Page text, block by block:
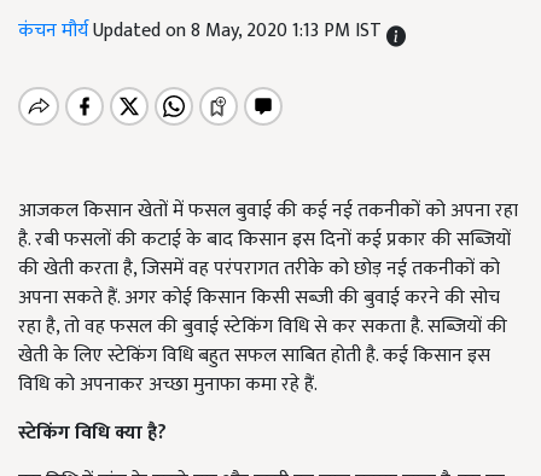
कंचन मौर्यUpdated on 8 May, 2020 1:13 PM IST
आजकल किसान खेतों में फसल बुवाई की कई नई तकनीकों को अपना रहा
है. रबी फसलों की कटाई के बाद किसान इस दिनों कई प्रकार की सब्जियों
की खेती करता है, जिसमें वह परंपरागत तरीके को छोड़ नई तकनीकों को
अपना सकते हैं. अगर कोई किसान किसी सब्जी की बुवाई करने की सोच
रहा है, तो वह फसल की बुवाई स्टेकिंग विधि से कर सकता है. सब्जियों की
खेती के लिए स्टेकिंग विधि बहुत सफल साबित होती है. कई किसान इस
विधि को अपनाकर अच्छा मुनाफा कमा रहे हैं.
स्टेकिंग विधि क्या है?